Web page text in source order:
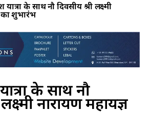
के साथ नौ दिवसीय श्री लक्ष्मी
का शुभारंभ
के साथ नौ
नारायण महायज्ञ